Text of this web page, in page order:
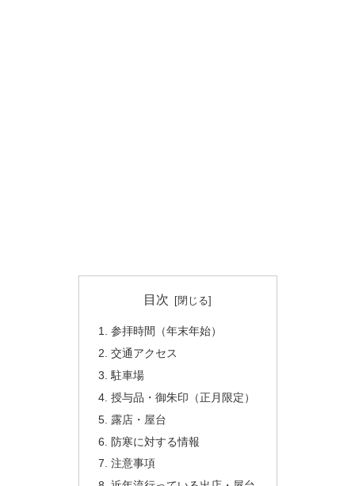
目次
参拝時間（年末年始）
交通アクセス
駐車場
授与品・御朱印（正月限定）
露店・屋台
防寒に対する情報
注意事項